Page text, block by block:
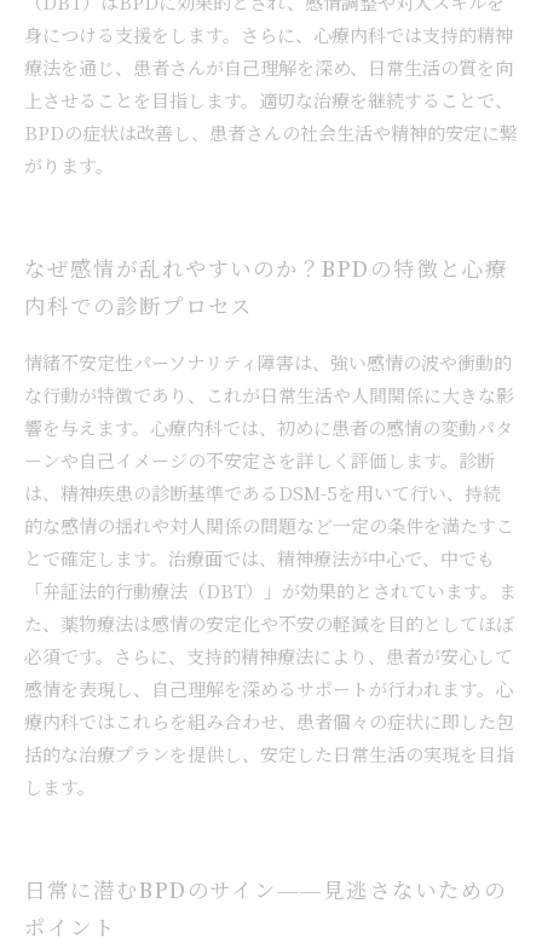
身につける支援をします。さらに、心療内科では支持的精神
療法を通じ、患者さんが自己理解を深め、日常生活の質を向
上させることを目指します。適切な治療を継続することで、
BPDの症状は改善し、患者さんの社会生活や精神的安定に繋
がります。
なぜ感情が乱れやすいのか？BPDの特徴と心療
内科での診断プロセス
情緒不安定性パーソナリティ障害は、強い感情の波や衝動的
な行動が特徴であり、これが日常生活や人間関係に大きな影
響を与えます。心療内科では、初めに患者の感情の変動パタ
ーンや自己イメージの不安定さを詳しく評価します。診断
は、精神疾患の診断基準であるDSM-5を用いて行い、持続
的な感情の揺れや対人関係の問題など一定の条件を満たすこ
とで確定します。治療面では、精神療法が中心で、中でも
「弁証法的行動療法（DBT）」が効果的とされています。ま
た、薬物療法は感情の安定化や不安の軽減を目的としてほぼ
必須です。さらに、支持的精神療法により、患者が安心して
感情を表現し、自己理解を深めるサポートが行われます。心
療内科ではこれらを組み合わせ、患者個々の症状に即した包
括的な治療プランを提供し、安定した日常生活の実現を目指
します。
日常に潜むBPDのサイン——見逃さないための
ポイント